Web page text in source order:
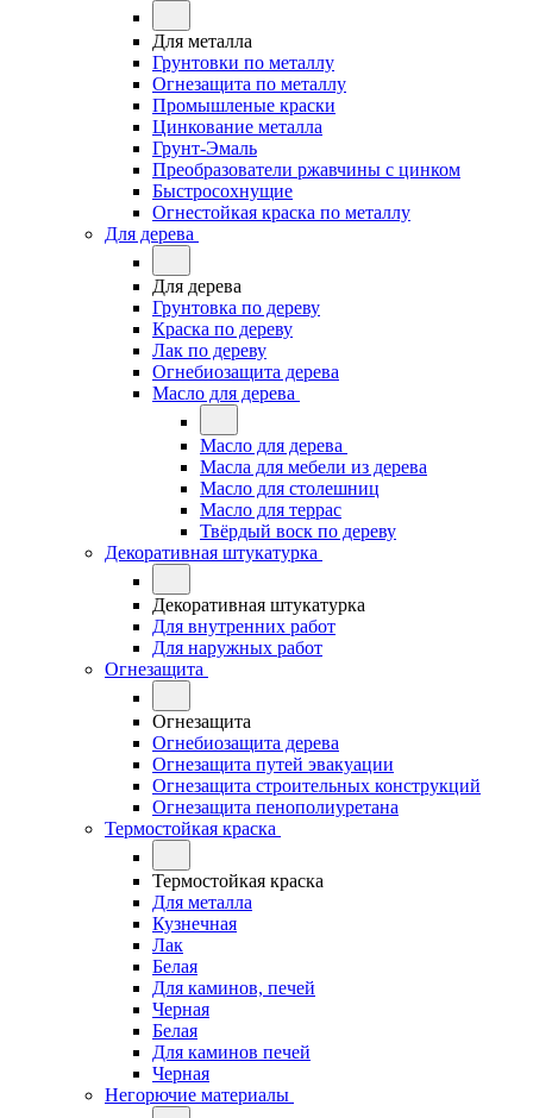
Для металла
Грунтовки по металлу
Огнезащита по металлу
Промышленые краски
Цинкование металла
Грунт-Эмаль
Преобразователи ржавчины с цинком
Быстросохнущие
Огнестойкая краска по металлу
Для дерева
Для дерева
Грунтовка по дереву
Краска по дереву
Лак по дереву
Огнебиозащита дерева
Масло для дерева
Масло для дерева
Масла для мебели из дерева
Масло для столешниц
Масло для террас
Твёрдый воск по дереву
Декоративная штукатурка
Декоративная штукатурка
Для внутренних работ
Для наружных работ
Огнезащита
Огнезащита
Огнебиозащита дерева
Огнезащита путей эвакуации
Огнезащита строительных конструкций
Огнезащита пенополиуретана
Термостойкая краска
Термостойкая краска
Для металла
Кузнечная
Лак
Белая
Для каминов, печей
Черная
Белая
Для каминов печей
Черная
Негорючие материалы